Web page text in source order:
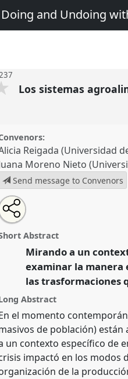
Doing and Undoing
Los sistemas
Reigada (Universidad
Moreno Nieto
Send message to Convenors
Los sistemas
19. Impactos y
Anthropology.
https://nomadit.co.uk/
show
the
panel
Open
an
email
this
Share
the
panel
on
Tweet
about
this
Share
this
panel
Abstract
Mirando a un
examinar la manera
las trasformaciones
Abstract
el momento
de población)
un contexto específico de
impactó en los modos
de la